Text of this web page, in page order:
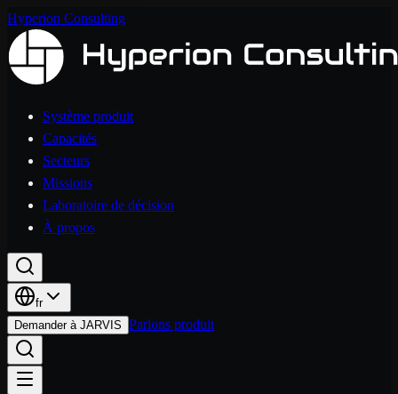
Hyperion Consulting
Système produit
Capacités
Secteurs
Missions
Laboratoire de décision
À propos
fr
Demander à JARVIS Parlons produit